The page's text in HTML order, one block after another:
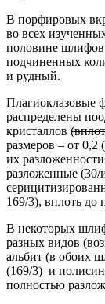
В порфировых
во всех
половине шлифов
подчиненных
и рудный.
Плагиоклазовые
распределены
кристаллов
размеров – от 0,2
их
разложенные
169/3), вплоть до
В некоторых
разных видов
альбит (в обоих
(169/3) и
полностью